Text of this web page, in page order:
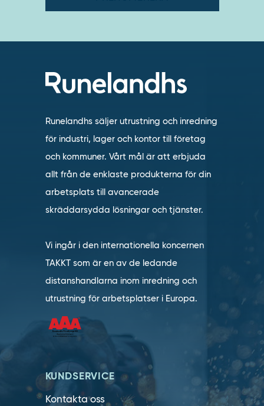
Runelandhs säljer utrustning och inredning
för industri, lager och kontor till företag
och kommuner. Vårt mål är att erbjuda
allt från de enklaste produkterna för din
arbetsplats till avancerade
skräddarsydda lösningar och tjänster.
Vi ingår i den internationella koncernen
TAKKT som är en av de ledande
distanshandlarna inom inredning och
utrustning för arbetsplatser i Europa.
KUNDSERVICE
Kontakta oss